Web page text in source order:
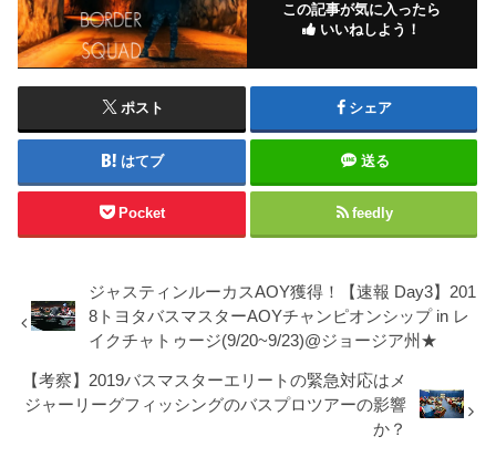
この記事が気に入ったら
いいねしよう！
ポスト シェア
はてブ 送る
Pocket feedly
ジャスティンルーカスAOY獲得！【速報 Day3】201
8トヨタバスマスターAOYチャンピオンシップ in レ
イクチャトゥージ(9/20~9/23)@ジョージア州★
【考察】2019バスマスターエリートの緊急対応はメ
ジャーリーグフィッシングのバスプロツアーの影響
か？